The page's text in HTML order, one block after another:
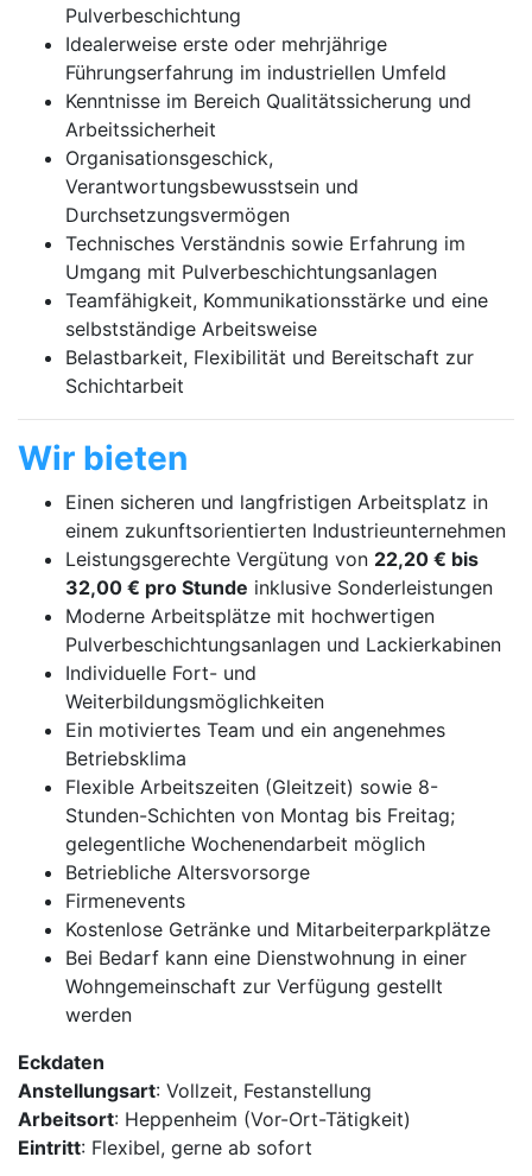
Pulverbeschichtung
Idealerweise erste oder mehrjährige
Führungserfahrung im industriellen Umfeld
Kenntnisse im Bereich Qualitätssicherung und
Arbeitssicherheit
Organisationsgeschick,
Verantwortungsbewusstsein und
Durchsetzungsvermögen
Technisches Verständnis sowie Erfahrung im
Umgang mit Pulverbeschichtungsanlagen
Teamfähigkeit, Kommunikationsstärke und eine
selbstständige Arbeitsweise
Belastbarkeit, Flexibilität und Bereitschaft zur
Schichtarbeit
Wir bieten
Einen sicheren und langfristigen Arbeitsplatz in
einem zukunftsorientierten Industrieunternehmen
Leistungsgerechte Vergütung von 22,20 € bis
32,00 € pro Stunde inklusive Sonderleistungen
Moderne Arbeitsplätze mit hochwertigen
Pulverbeschichtungsanlagen und Lackierkabinen
Individuelle Fort- und
Weiterbildungsmöglichkeiten
Ein motiviertes Team und ein angenehmes
Betriebsklima
Flexible Arbeitszeiten (Gleitzeit) sowie 8-
Stunden-Schichten von Montag bis Freitag;
gelegentliche Wochenendarbeit möglich
Betriebliche Altersvorsorge
Firmenevents
Kostenlose Getränke und Mitarbeiterparkplätze
Bei Bedarf kann eine Dienstwohnung in einer
Wohngemeinschaft zur Verfügung gestellt
werden
Eckdaten
Anstellungsart: Vollzeit, Festanstellung
Arbeitsort: Heppenheim (Vor-Ort-Tätigkeit)
Eintritt: Flexibel, gerne ab sofort